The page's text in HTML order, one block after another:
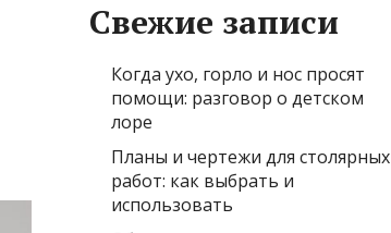
Свежие записи
Когда ухо, горло и нос просят
помощи: разговор о детском
лоре
Планы и чертежи для столярных
работ: как выбрать и
использовать